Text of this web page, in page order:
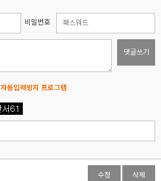
비밀번호
댓글쓰기
자동입력방지 프로그램
수정 삭제